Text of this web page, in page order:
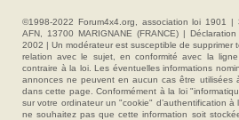
©1998-2022 Forum4x4.org, association loi 1901
AFN, 13700 MARIGNANE (FRANCE) |
2002 | Un modérateur est susceptible de supprimer
relation avec le sujet, en conformité avec la
contraire à la loi. Les éventuelles informations
annonces ne peuvent en aucun cas être utilisées
dans cette page. Conformément à la loi
sur votre ordinateur un "cookie" d’authentification
ne souhaitez pas que cette information soit